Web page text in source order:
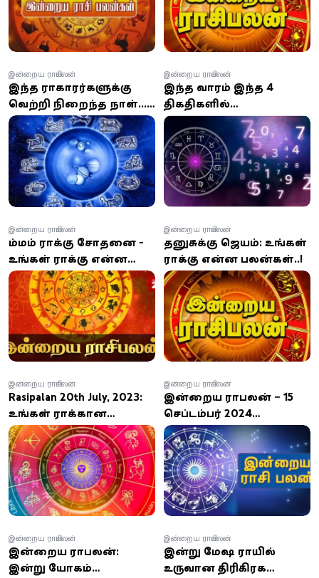
இந்த ராசிகாரர்களுக்கு
வெற்றி நிறைந்த நாள்...
12 ராசிகளுக்கான
பலன்கள் இதோ!
இன்றைய ராசிபலன்
இந்த வாரம் இந்த 4
திகதிகளில்
பிறந்தவர்களுக்கு பெரிய
ஜாக்பாட் அடிக்கப்
போகுது!
இன்றைய ராசிபலன்
சிம்மம் ராசிக்கு சோதனை -
உங்கள் ராசிக்கு என்ன
பலன் தெரியுமா?
இன்றைய ராசிபலன்
தனுசுக்கு ஜெயம்: உங்கள்
ராசிக்கு என்ன பலன்கள்..!
இன்றைய ராசிபலன்
Rasipalan 20th July, 2023:
உங்கள் ராசிக்கான
இன்றைய பலன்கள்!
பஞ்சாங்கம்
இன்றைய ராசிபலன்
இன்றைய ராசிபலன் – 15
செப்டம்பர் 2024
ஞாயிற்றுக்கிழமை
இன்றைய ராசிபலன்
இன்றைய ராசிபலன்:
இன்று யோகம்
இன்றைய ராசிபலன்
இன்று மேஷ ராசியில்
உருவான திரிகிரக
இன்றைய ராசிபலன்